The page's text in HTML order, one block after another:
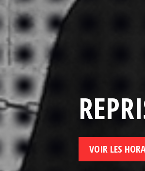
VOIR LES